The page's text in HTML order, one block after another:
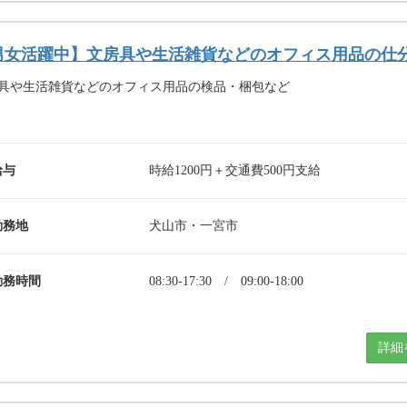
女活躍中】文房具や生活雑貨などのオフィス用品の仕
や生活雑貨などのオフィス用品の検品・梱包など
与 時給1200円＋交通費500円支給
務地 犬山市・一宮市
時間 08:30-17:30 / 09:00-18:00
詳細